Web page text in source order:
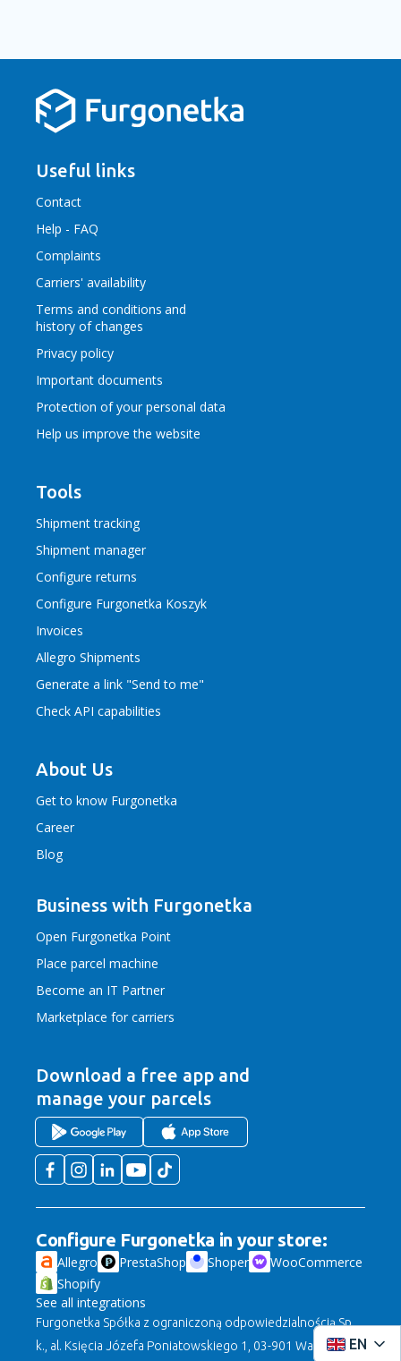
EN
Useful links
Contact
Help - FAQ
Complaints
Carriers' availability
Terms and conditions and
history of changes
Privacy policy
Important documents
Protection of your personal data
Help us improve the website
Tools
Shipment tracking
Shipment manager
Configure returns
Configure Furgonetka Koszyk
Invoices
Allegro Shipments
Generate a link "Send to me"
Check API capabilities
About Us
Get to know Furgonetka
Career
Blog
Business with Furgonetka
Open Furgonetka Point
Place parcel machine
Become an IT Partner
Marketplace for carriers
Download a free app and
manage your parcels
Configure Furgonetka in your store:
Allegro PrestaShop Shoper
WooCommerce
Shopify
See all integrations
Furgonetka Spółka z ograniczoną odpowiedzialnością Sp.
k., al. Księcia Józefa Poniatowskiego 1, 03-901 Warszawa,